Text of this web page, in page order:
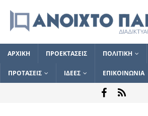
ΑΡΧΙΚΗ ΠΡΟΕΚΤΑΣΕΙΣ ΠΟΛΙΤΙΚΗ
ΠΡΟΤΑΣΕΙΣ ΙΔΕΕΣ ΕΠΙΚΟΙΝΩΝΙΑ